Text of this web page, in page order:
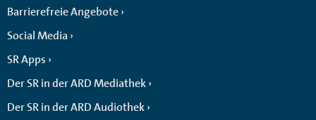
Barrierefreie Angebote
Social Media
SR Apps
Der SR in der ARD Mediathek
Der SR in der ARD Audiothek